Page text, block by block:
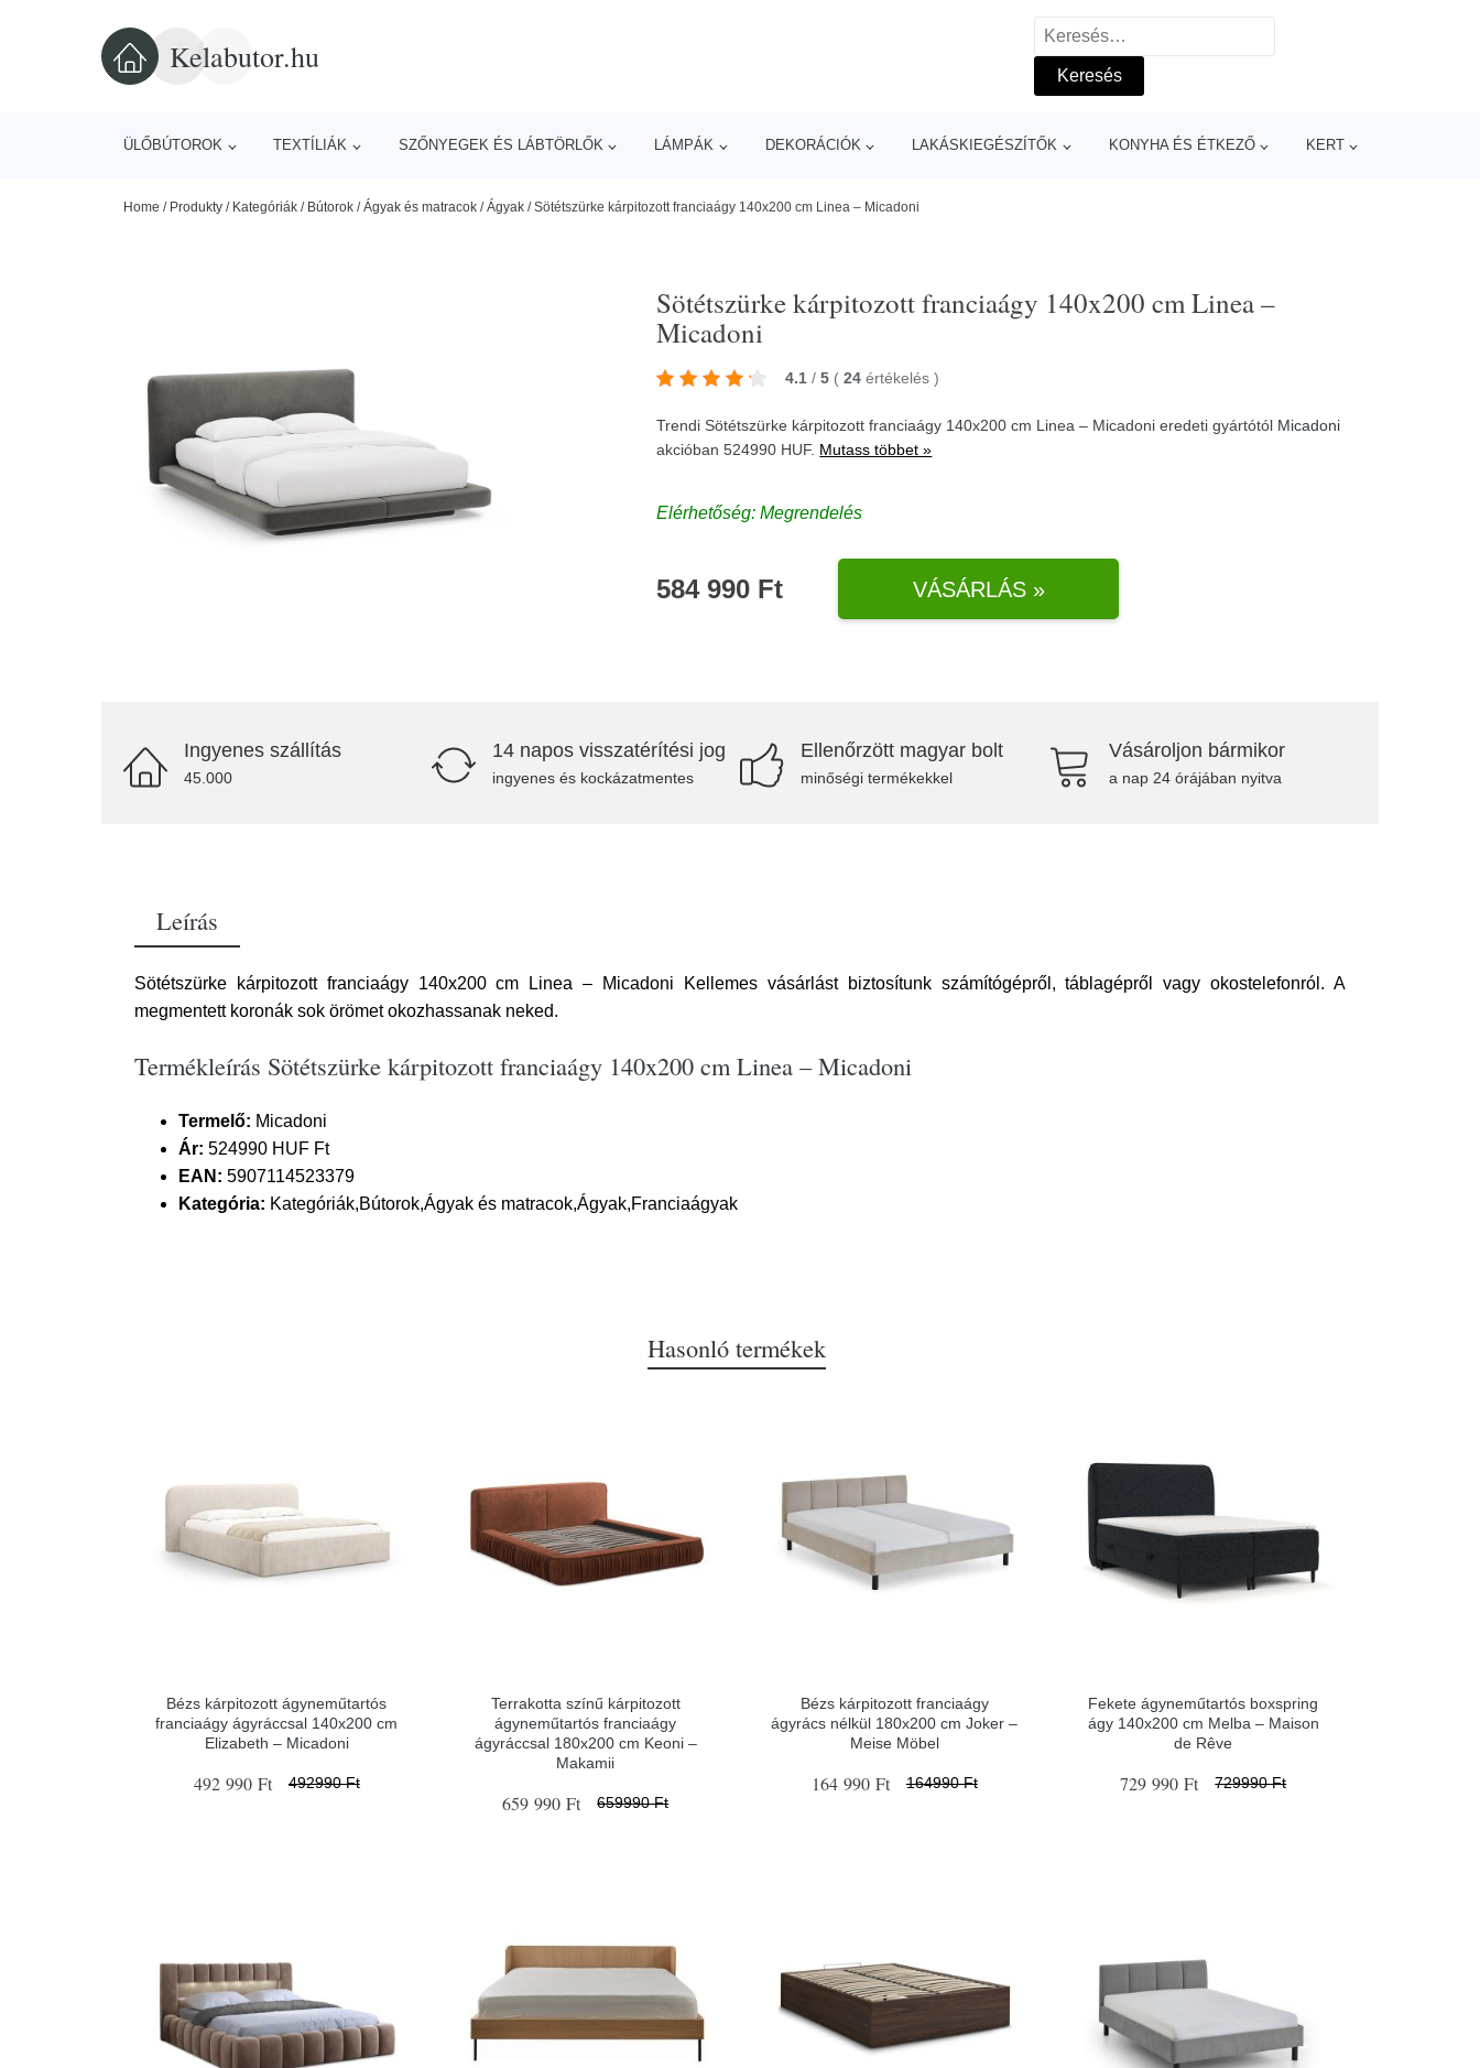
Kelabutor.hu
Keresés:
ÜLŐBÚTOROK TEXTÍLIÁK SZŐNYEGEK ÉS LÁBTÖRLŐK LÁMPÁK DEKORÁCIÓK LAKÁSKIEGÉSZÍTŐK KONYHA ÉS ÉTKEZŐ KERT
Home / Produkty / Kategóriák / Bútorok /Ágyak és matracok /Ágyak /Sötétszürke kárpitozott franciaágy 140x200 cm Linea – Micadoni
Sötétszürke kárpitozott franciaágy 140x200 cm Linea –
Micadoni
4.1 / 5 ( 24 értékelés)
Trendi Sötétszürke kárpitozott franciaágy 140x200 cm Linea – Micadoni eredeti gyártótól Micadoni
akcióban 524990 HUF. Mutass többet »
Elérhetőség: Megrendelés
584 990 Ft VÁSÁRLÁS »
Ingyenes szállítás
45.000
14 napos visszatérítési jog
ingyenes és kockázatmentes
Ellenőrzött magyar bolt
minőségi termékekkel
Vásároljon bármikor
a nap 24 órájában nyitva
Leírás
Sötétszürke kárpitozott franciaágy 140x200 cm Linea – Micadoni Kellemes vásárlást biztosítunk számítógépről, táblagépről vagy okostelefonról. A
megmentett koronák sok örömet okozhassanak neked.
Termékleírás Sötétszürke kárpitozott franciaágy 140x200 cm Linea – Micadoni
Termelő: Micadoni
Ár: 524990 HUF Ft
EAN: 5907114523379
Kategória: Kategóriák,Bútorok,Ágyak és matracok,Ágyak,Franciaágyak
Hasonló termékek
Bézs kárpitozott ágyneműtartós
franciaágy ágyráccsal 140x200 cm
Elizabeth – Micadoni
492 990 Ft 492990 Ft
Terrakotta színű kárpitozott
ágyneműtartós franciaágy
ágyráccsal 180x200 cm Keoni –
Makamii
659 990 Ft 659990 Ft
Bézs kárpitozott franciaágy
ágyrács nélkül 180x200 cm Joker –
Meise Möbel
164 990 Ft 164990 Ft
Fekete ágyneműtartós boxspring
ágy 140x200 cm Melba – Maison
de Rêve
729 990 Ft 729990 Ft